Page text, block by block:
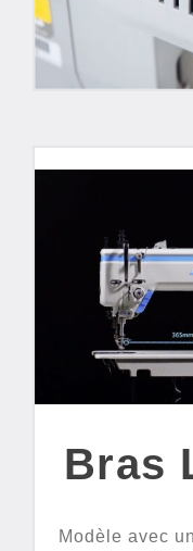
Bras
Modèle avec